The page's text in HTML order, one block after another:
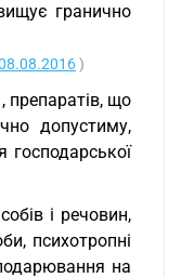
гранично
)
, препаратів, що
допустиму,
і речовин,
психотропні
на